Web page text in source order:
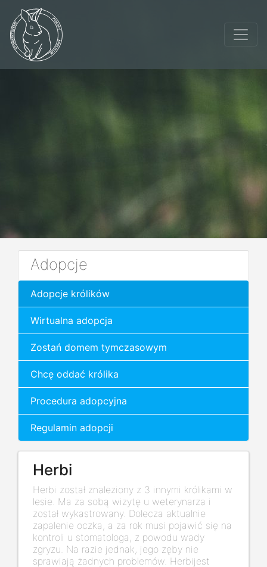
Adopcje
Adopcje królików
Wirtualna adopcja
Zostań domem tymczasowym
Chcę oddać królika
Procedura adopcyjna
Regulamin adopcji
Herbi
Herbi został znaleziony z 3 innymi królikami w
lesie. Ma za sobą wizytę u weterynarza i
został wykastrowany. Dolecza aktualnie
zapalenie oczka, a za rok musi pojawić się na
kontroli u stomatologa, z powodu wady
zgryzu. Na razie jednak, jego zęby nie
sprawiają żadnych problemów. Herbijest